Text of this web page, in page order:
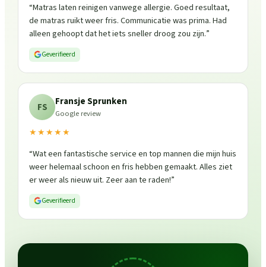
“Matras laten reinigen vanwege allergie. Goed resultaat,
de matras ruikt weer fris. Communicatie was prima. Had
alleen gehoopt dat het iets sneller droog zou zijn.”
Geverifieerd
FS Fransje Sprunken
Google review
★★★★★
“Wat een fantastische service en top mannen die mijn huis
weer helemaal schoon en fris hebben gemaakt. Alles ziet
er weer als nieuw uit. Zeer aan te raden!”
Geverifieerd